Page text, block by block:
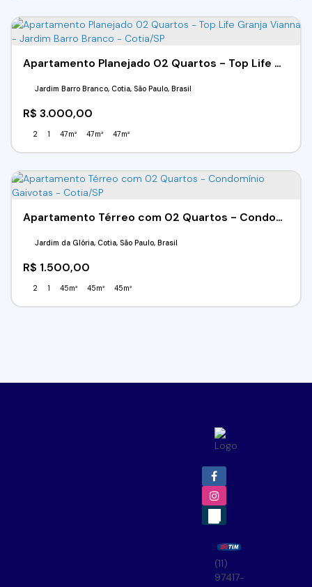
Apartamento Planejado 02 Quartos - Top Life Granja Vianna - Jardim Barro Branco - Cotia/SP
R$ 3.000,00
Jardim Barro Branco, Cotia, São Paulo, Brasil
2 1 47m² 47m² 47m²
Apartamento Térreo com 02 Quartos - Condomínio Gaivotas - Cotia/SP
R$ 1.500,00
Jardim da Glória, Cotia, São Paulo, Brasil
2 1 45m² 45m² 45m²
(11)
97417-